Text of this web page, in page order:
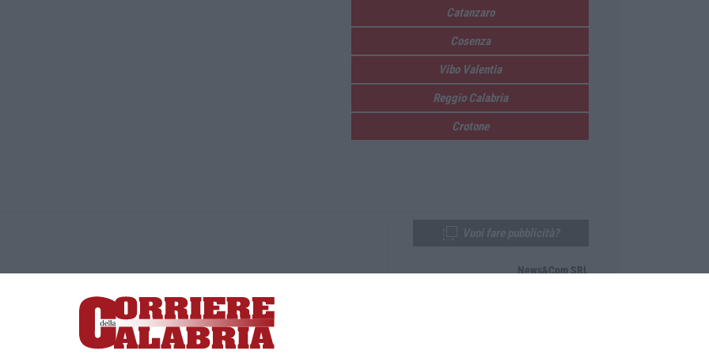
Catanzaro
Cosenza
Vibo Valentia
Reggio Calabria
Crotone
Lamezia Terme (CZ)
responsabile Paola Militano |Privacy
News&Com SRL